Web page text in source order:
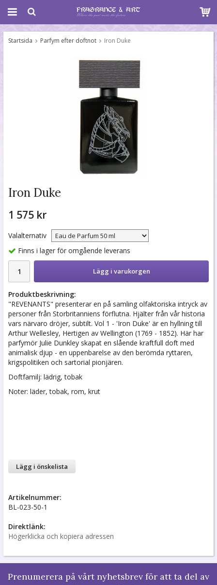
Startsida Parfym efter doftnot Iron Duke
Iron Duke
1 575 kr
Valalternativ
Finns i lager för omgående leverans
Lägg i varukorgen
Produktbeskrivning:
"REVENANTS" presenterar en på samling olfaktoriska intryck av
personer från Storbritanniens förflutna. Hjälter från vår historia
vars närvaro dröjer, subtilt. Vol 1 - 'Iron Duke' är en hyllning till
Arthur Wellesley, Hertigen av Wellington (1769 - 1852). Här har
parfymör Julie Dunkley skapat en slående kraftfull doft med
animalisk djup - en uppenbarelse av den berömda ryttaren,
krigspolitiken och sartorial pionjären.
Doftfamilj: lädrig, tobak
Noter: läder, tobak, rom, krut
Lägg i önskelista
Artikelnummer:
BL-023-50-1
Direktlänk:
Högerklicka och kopiera adressen
Prenumerera på vårt nyhetsbrev för att ta del av